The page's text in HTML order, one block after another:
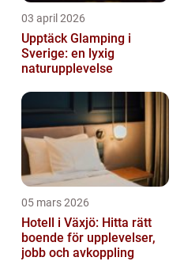
03 april 2026
Upptäck Glamping i
Sverige: en lyxig
naturupplevelse
05 mars 2026
Hotell i Växjö: Hitta rätt
boende för upplevelser,
jobb och avkoppling